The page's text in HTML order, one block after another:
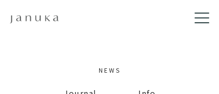
NEWS